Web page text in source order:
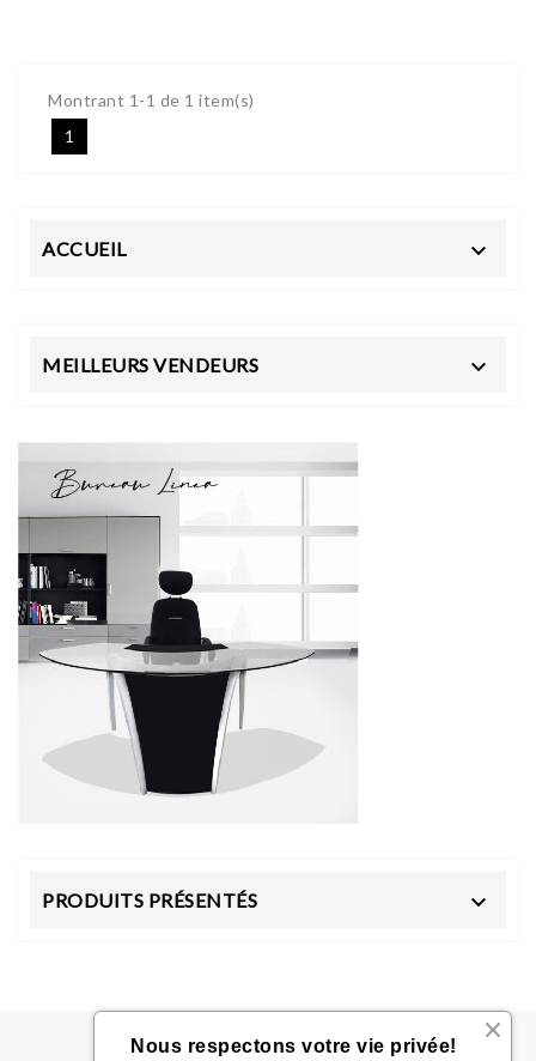
Montrant 1-1 de 1 item(s)
1
ACCUEIL 
MEILLEURS VENDEURS 
PRODUITS PRÉSENTÉS 
Nous respectons votre vie privée!